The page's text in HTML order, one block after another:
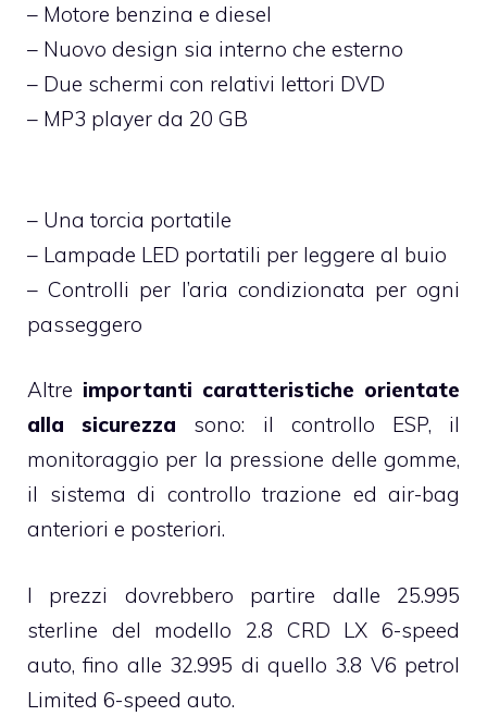
– Motore benzina e diesel
– Nuovo design sia interno che esterno
– Due schermi con relativi lettori DVD
– MP3 player da 20 GB
– Una torcia portatile
– Lampade LED portatili per leggere al buio
– Controlli per l’aria condizionata per ogni
passeggero
Altre importanti caratteristiche orientate
alla sicurezza sono: il controllo ESP, il
monitoraggio per la pressione delle gomme,
il sistema di controllo trazione ed air-bag
anteriori e posteriori.
I prezzi dovrebbero partire dalle 25.995
sterline del modello 2.8 CRD LX 6-speed
auto, fino alle 32.995 di quello 3.8 V6 petrol
Limited 6-speed auto.